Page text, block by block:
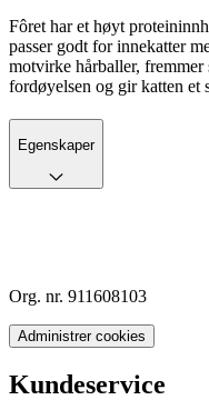
Fôret har et høyt
passer godt for innekatter
motvirke hårballer,
fordøyelsen og gir katten et
Egenskaper
Org. nr. 911608103
Administrer cookies
Kundeservice